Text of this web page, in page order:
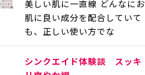
美しい肌に一直線 どんなにお
肌に良い成分を配合していて
も、正しい使い方でな
シンクエイド体験談 スッキ